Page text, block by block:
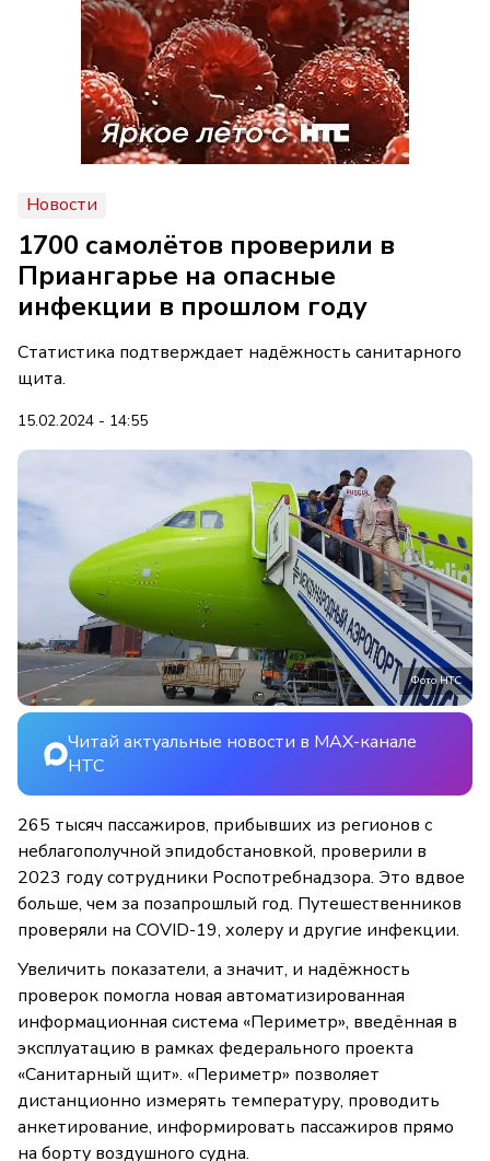
Новости
1700 самолётов проверили в
Приангарье на опасные
инфекции в прошлом году
Статистика подтверждает надёжность санитарного
щита.
15.02.2024 - 14:55
Фото НТС
Читай актуальные новости в MAX-канале
НТС
265 тысяч пассажиров, прибывших из регионов с
неблагополучной эпидобстановкой, проверили в
2023 году сотрудники Роспотребнадзора. Это вдвое
больше, чем за позапрошлый год. Путешественников
проверяли на COVID-19, холеру и другие инфекции.
Увеличить показатели, а значит, и надёжность
проверок помогла новая автоматизированная
информационная система «Периметр», введённая в
эксплуатацию в рамках федерального проекта
«Санитарный щит». «Периметр» позволяет
дистанционно измерять температуру, проводить
анкетирование, информировать пассажиров прямо
на борту воздушного судна.